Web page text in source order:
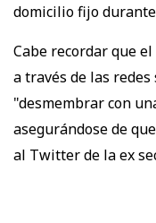
domicilio fijo
Cabe recordar que
a través de las
"desmembrar con
asegurándose de
al Twitter de la ex